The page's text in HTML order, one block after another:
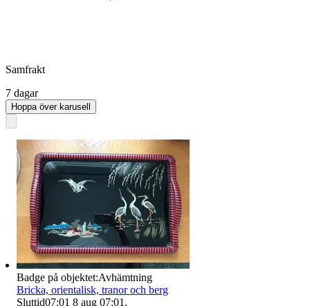
Samfrakt
7 dagar
Hoppa över karusell
Badge på objektet:Avhämtning
Bricka, orientalisk, tranor och berg
Sluttid07:01 8 aug 07:01 .